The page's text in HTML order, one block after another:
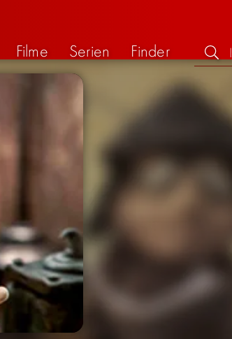
Filme Serien Finder